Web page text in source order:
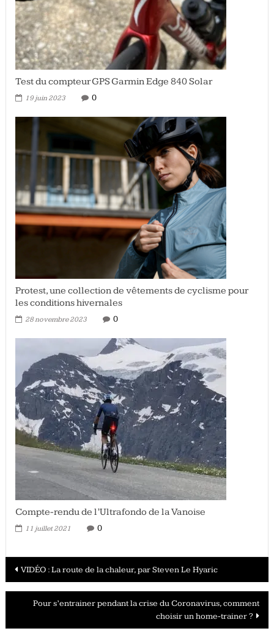
Test du compteur GPS Garmin Edge 840 Solar
19 juin 2023 0
Protest, une collection de vêtements de cyclisme pour
les conditions hivernales
28 novembre 2023 0
Compte-rendu de l’Ultrafondo de la Vanoise
11 juillet 2021 0
Navigation
des
articles
VIDÉO : La route de la chaleur, par Steven Le Hyaric
Pour s’entrainer pendant la crise du Coronavirus, comment
choisir un home-trainer ?